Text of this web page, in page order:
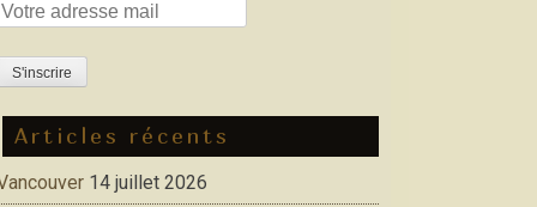
Articles récents
14 juillet 2026